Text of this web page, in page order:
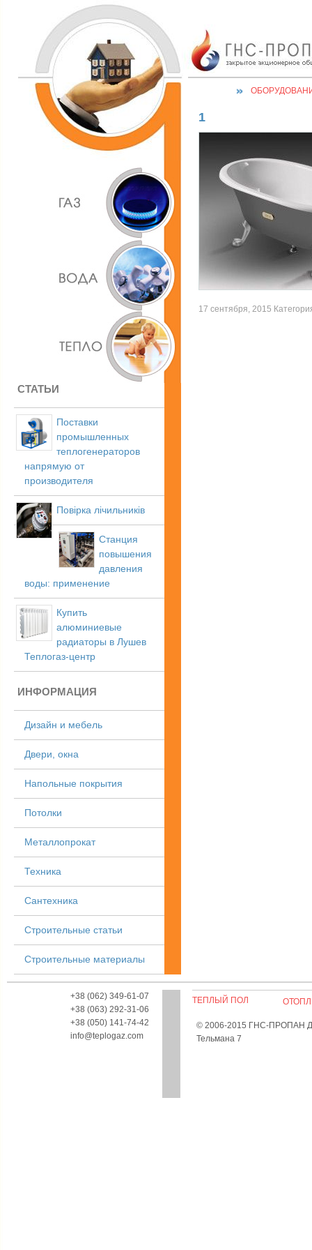
СТАТЬИ
Поставки
промышленных
теплогенераторов
напрямую от
производителя
Повірка лічильників
Станция
повышения
давления
воды: применение
Купить
алюминиевые
радиаторы в Лушев
Теплогаз-центр
ИНФОРМАЦИЯ
Дизайн и мебель
Двери, окна
Напольные покрытия
Потолки
Металлопрокат
Техника
Сантехника
Строительные статьи
Строительные материалы
1
17 сентября, 2015
+38 (062) 349-61-07
+38 (063) 292-31-06
+38 (050) 141-74-42
info@teplogaz.com
ТЕПЛЫЙ ПОЛ
© 2006-2015 ГНС-ПРОПАН
Тельмана 7